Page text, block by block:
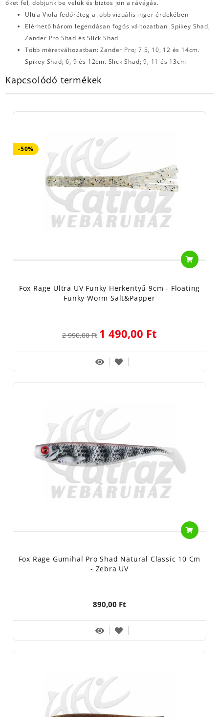
őket fel, dobjunk be velük és biztos jön a rávágás.
Ultra Viola fedőréteg a jobb vizuális inger érdekében
Elérhető három legendásan fogós változatban: Spikey Shad,
Zander Pro Shad és Slick Shad
Több méretváltozatban: Zander Pro; 7.5, 10, 12 és 14cm.
Spikey Shad; 6, 9 és 12cm. Slick Shad; 9, 11 és 13cm
Kapcsolódó termékek
-50%
Fox Rage Ultra UV Funky Herkentyű 9cm - Floating
Funky Worm Salt&Papper
2 990,00 Ft 1 490,00 Ft
Fox Rage Gumihal Pro Shad Natural Classic 10 Cm
- Zebra UV
890,00 Ft